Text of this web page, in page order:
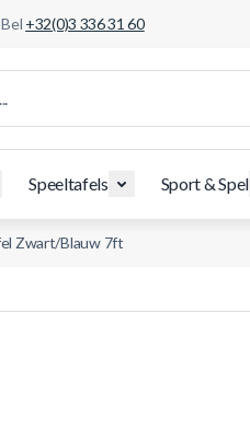
+32(0)3 336 31 60
Speeltafels Sport & Spel
Zwart/Blauw 7ft